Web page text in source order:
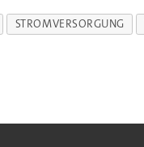
STROMVERSORGUNG